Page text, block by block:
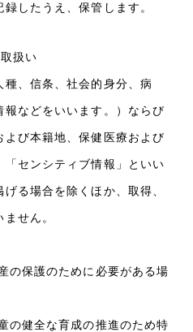
したうえ、保管します。
扱い
、信条、社会的身分、病
などをいいます。）ならび
び本籍地、保健医療および
センシティブ情報」といい
る場合を除くほか、取得、
せん。
の保護のために必要がある場
の健全な育成の推進のため特